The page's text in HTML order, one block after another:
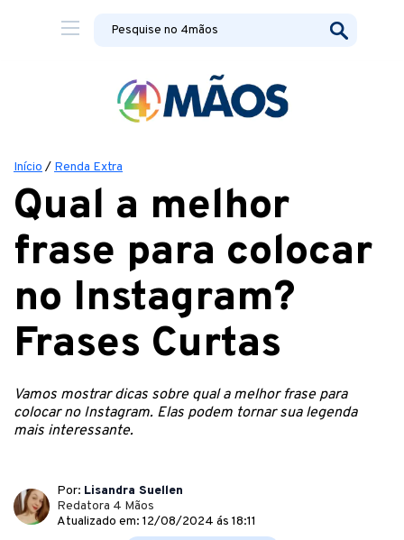
Início / Renda Extra
Qual a melhor
frase para colocar
no Instagram?
Frases Curtas
Vamos mostrar dicas sobre qual a melhor frase para
colocar no Instagram. Elas podem tornar sua legenda
mais interessante.
Por: Lisandra Suellen
Redatora 4 Mãos
Atualizado em: 12/08/2024 ás 18:11